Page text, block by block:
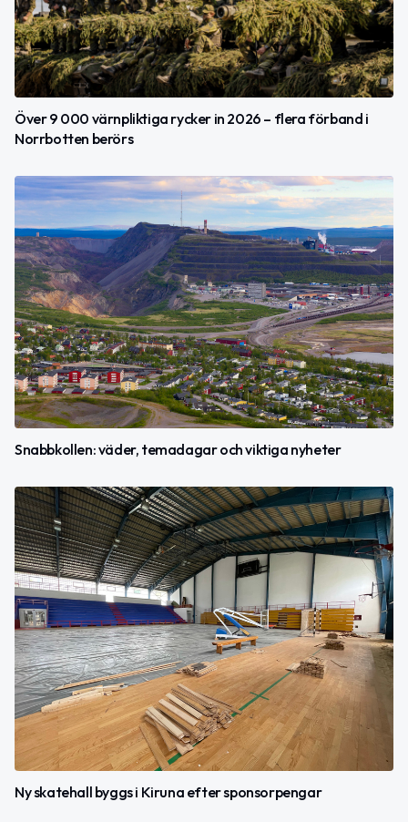
Över 9 000 värnpliktiga rycker in 2026 – flera förband i
Norrbotten berörs
Snabbkollen: väder, temadagar och viktiga nyheter
Ny skatehall byggs i Kiruna efter sponsorpengar